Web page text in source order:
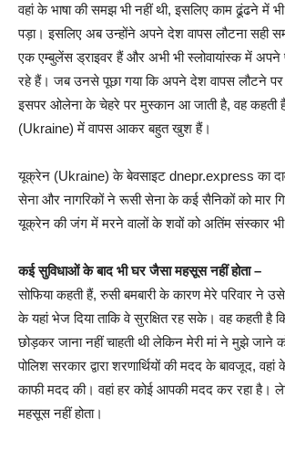
वहां के भाषा की समझ भी नहीं थी, इसलिए काम ढूंढने में
पड़ा। इसलिए अब उन्होंने अपने देश वापस लौटना सही
एक एम्बुलेंस ड्राइवर हैं और अभी भी स्लोवायांस्क में अपने
रहे हैं। जब उनसे पूछा गया कि अपने देश वापस लौटने पर
इसपर ओलेना के चेहरे पर मुस्कान आ जाती है, वह कहती
(Ukraine) में वापस आकर बहुत खुश हैं।
यूक्रेन (Ukraine) के बेवसाइट dnepr.express का
सेना और नागरिकों ने रूसी सेना के कई सैनिकों को मार
यूक्रेन की जंग में मरने वालों के शवों को अतिंम संस्कार भी
कई सुविधाओं के बाद भी घर जैसा महसूस नहीं होता –
सोफिया कहती हैं, रुसी बमबारी के कारण मेरे परिवार ने
के यहां भेज दिया ताकि वे सुरक्षित रह सके। वह कहती है
छोड़कर जाना नहीं चाहती थी लेकिन मेरी मां ने मुझे जाने
पोलिश सरकार द्वारा शरणार्थियों की मदद के बावजूद,
काफी मदद की। वहां हर कोई आपकी मदद कर रहा है।
महसूस नहीं होता।